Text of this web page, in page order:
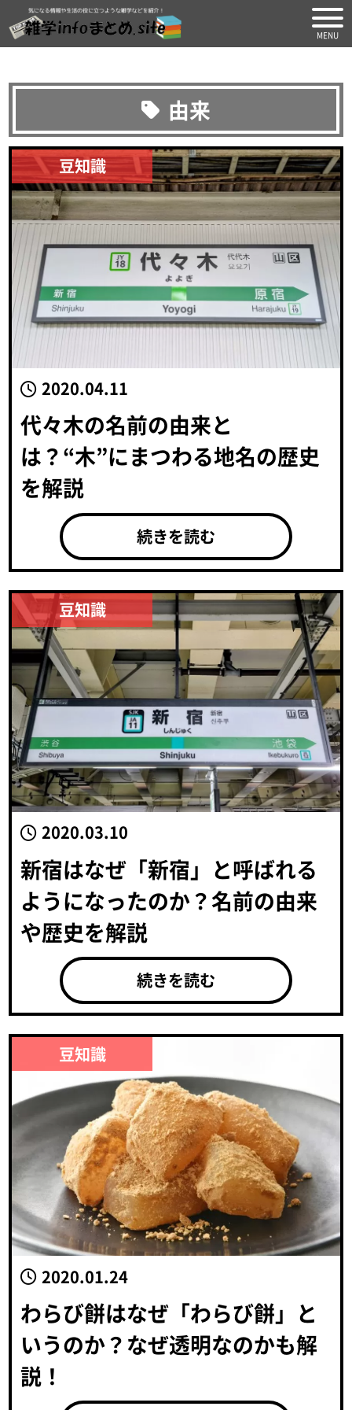
気になる情報や生活
由来
豆知識
2020.04.11
代々木の名前の由来と
は？“木”にまつわる地名の歴史
を解説
続きを読む
豆知識
2020.03.10
新宿はなぜ「新宿」と呼ばれる
ようになったのか？名前の由来
や歴史を解説
続きを読む
豆知識
2020.01.24
わらび餅はなぜ「わらび餅」と
いうのか？なぜ透明なのかも解
説！